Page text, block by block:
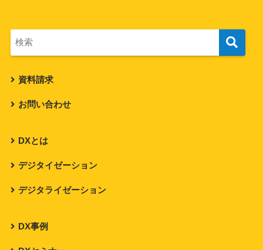
資料請求
お問い合わせ
DXとは
デジタイゼーション
デジタライゼーション
DX事例